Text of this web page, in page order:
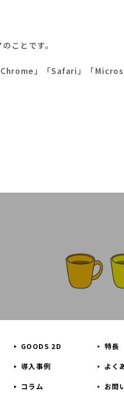
ことです。
Chrome」「Safari」「
GOODS 2D 特長
導入事例 よく
コラム お問